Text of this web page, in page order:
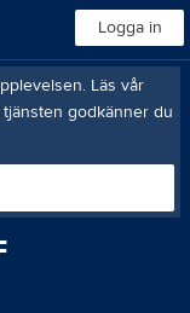
Logga in
Läs vår
godkänner du